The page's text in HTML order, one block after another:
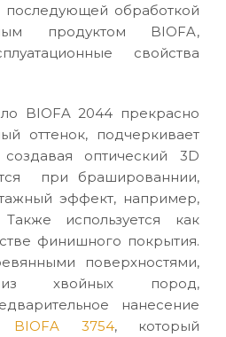
обработкой
продуктом BIOFA,
свойства
BIOFA 2044 прекрасно
оттенок, подчеркивает
оптический 3D
при брашированнии,
эффект, например,
используется как
финишного покрытия.
поверхностями,
из хвойных пород,
нанесение
BIOFA 3754, который